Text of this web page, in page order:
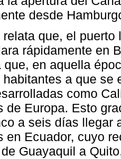
desde
relata que, el
rápidamente en
que, en aquella
habitantes a que se
como
de Europa. Esto
a seis días llegar
en Ecuador, cuyo
Guayaquil a